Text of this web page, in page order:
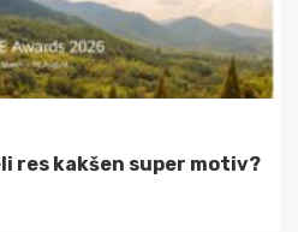
res kakšen super motiv?